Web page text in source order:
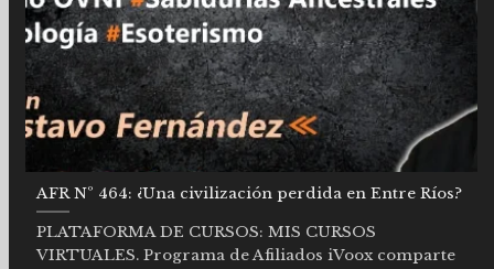
AFR Nº 464: ¿Una civilización perdida en Entre Ríos?
PLATAFORMA DE CURSOS: MIS CURSOS
VIRTUALES. Programa de Afiliados iVoox comparte